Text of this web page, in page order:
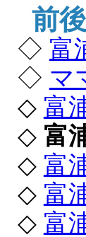
前
◇ 富
◇ マ
◇ 富
◇ 富
◇ 富
◇ 富
◇ 富